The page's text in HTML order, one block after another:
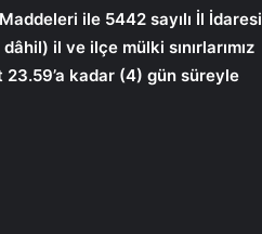
ile 5442 sayılı İl İdaresi
il ve ilçe mülki sınırlarımız
kadar (4) gün süreyle